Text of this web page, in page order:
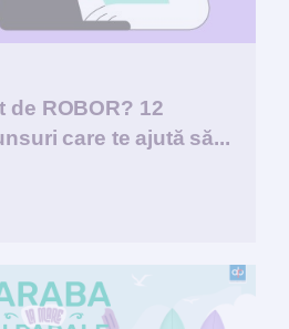
de ROBOR? 12
care te ajută să...